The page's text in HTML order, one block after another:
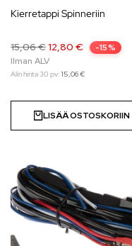
Kierretappi Spinneriin
15,06€12,80 € -15%
Alin hinta 30 pv: 15,06€
LISÄÄ OSTOSKORIIN